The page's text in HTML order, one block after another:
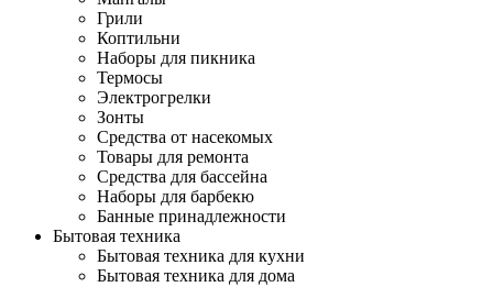
Грили
Коптильни
Наборы для пикника
Термосы
Электрогрелки
Зонты
Средства от насекомых
Товары для ремонта
Средства для бассейна
Наборы для барбекю
Банные принадлежности
Бытовая техника
Бытовая техника для кухни
Бытовая техника для дома